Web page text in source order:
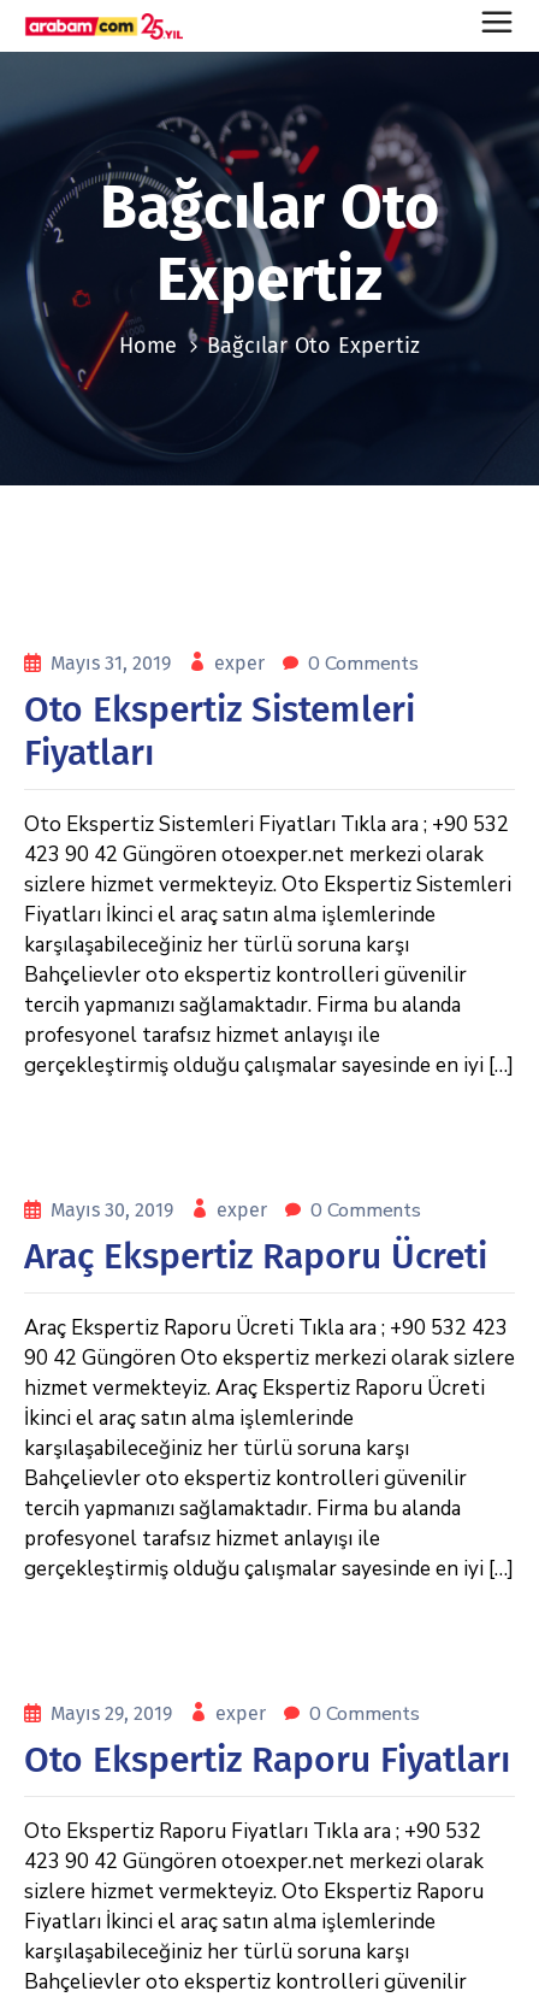
Bağcılar Oto
Expertiz
Home Bağcılar Oto Expertiz
Mayıs 31, 2019 exper 0 Comments
Oto Ekspertiz Sistemleri
Fiyatları
Oto Ekspertiz Sistemleri Fiyatları Tıkla ara ; +90 532
423 90 42 Güngören otoexper.net merkezi olarak
sizlere hizmet vermekteyiz. Oto Ekspertiz Sistemleri
Fiyatları İkinci el araç satın alma işlemlerinde
karşılaşabileceğiniz her türlü soruna karşı
Bahçelievler oto ekspertiz kontrolleri güvenilir
tercih yapmanızı sağlamaktadır. Firma bu alanda
profesyonel tarafsız hizmet anlayışı ile
gerçekleştirmiş olduğu çalışmalar sayesinde en iyi […]
Mayıs 30, 2019 exper 0 Comments
Araç Ekspertiz Raporu Ücreti
Araç Ekspertiz Raporu Ücreti Tıkla ara ; +90 532 423
90 42 Güngören Oto ekspertiz merkezi olarak sizlere
hizmet vermekteyiz. Araç Ekspertiz Raporu Ücreti
İkinci el araç satın alma işlemlerinde
karşılaşabileceğiniz her türlü soruna karşı
Bahçelievler oto ekspertiz kontrolleri güvenilir
tercih yapmanızı sağlamaktadır. Firma bu alanda
profesyonel tarafsız hizmet anlayışı ile
gerçekleştirmiş olduğu çalışmalar sayesinde en iyi […]
Mayıs 29, 2019 exper 0 Comments
Oto Ekspertiz Raporu Fiyatları
Oto Ekspertiz Raporu Fiyatları Tıkla ara ; +90 532
423 90 42 Güngören otoexper.net merkezi olarak
sizlere hizmet vermekteyiz. Oto Ekspertiz Raporu
Fiyatları İkinci el araç satın alma işlemlerinde
karşılaşabileceğiniz her türlü soruna karşı
Bahçelievler oto ekspertiz kontrolleri güvenilir